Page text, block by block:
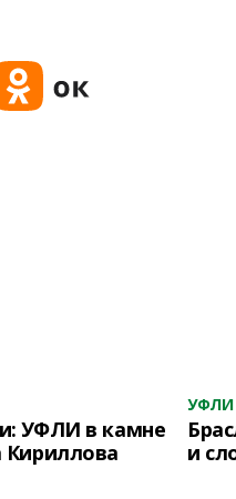
УФЛИ в камне
Кириллова
УФЛИ
и